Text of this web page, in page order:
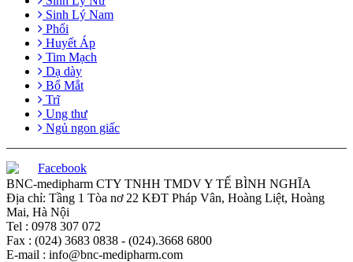
Sinh Lý Nam
Phổi
Huyết Áp
Tim Mạch
Dạ dày
Bổ Mắt
Trĩ
Ung thư
Ngủ ngon giấc
BNC-medipharm CTY TNHH TMDV Y TẾ BÌNH NGHĨA
Địa chỉ: Tầng 1 Tòa nơ 22 KĐT Pháp Vân, Hoàng Liệt, Hoàng
Mai, Hà Nội
Tel : 0978 307 072
Fax : (024) 3683 0838 - (024).3668 6800
E-mail : info@bnc-medipharm.com
Facebook